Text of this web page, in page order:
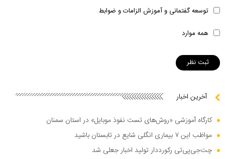
توسعه گفتمانی و آموزش الزامات و ضوابط
همه موارد
آخرین اخبار
کارگاه آموزشی «روش‌های تست نفوذ موبایل» در استان سمنان
مواظب این ۷ بیماری انگلی شایع در تابستان باشید
چت‌جی‌پی‌تی رکورددار تولید اخبار جعلی شد